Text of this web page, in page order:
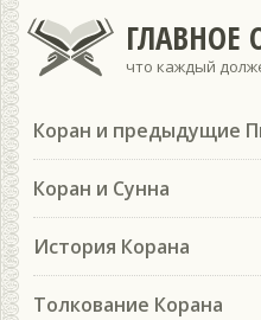
ГЛАВНОЕ
что каждый
Коран и предыдущие
Коран и Сунна
История Корана
Толкование Корана